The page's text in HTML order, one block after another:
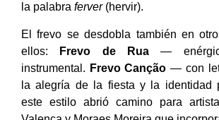
la palabra ferver(hervir).
El frevo se desdobla también en
ellos:
Frevo de Rua —
instrumental. Frevo Canção — con
la alegría de la fiesta y la identidad
este estilo abrió camino para